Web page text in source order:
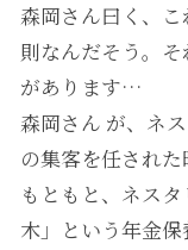
森岡さん曰く、
則なんだそう。
があります…
森岡さん が、ネ
の集客を任された
もともと、ネス
木」という年金保